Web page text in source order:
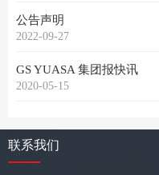
公告声明
2022-09-27
GS YUASA 集团报快讯
2020-05-15
联系我们